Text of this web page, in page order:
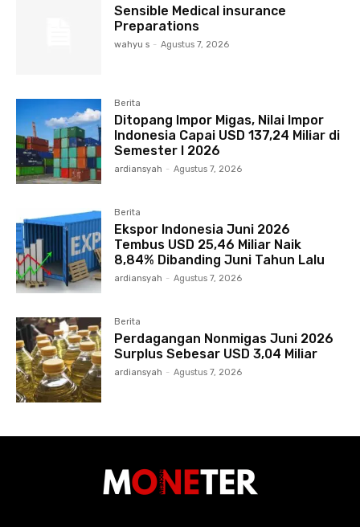
Sensible Medical insurance
Preparations
wahyu s - Agustus 7, 2026
Berita
Ditopang Impor Migas, Nilai Impor
Indonesia Capai USD 137,24 Miliar di
Semester I 2026
ardiansyah - Agustus 7, 2026
Berita
Ekspor Indonesia Juni 2026
Tembus USD 25,46 Miliar Naik
8,84% Dibanding Juni Tahun Lalu
ardiansyah - Agustus 7, 2026
Berita
Perdagangan Nonmigas Juni 2026
Surplus Sebesar USD 3,04 Miliar
ardiansyah - Agustus 7, 2026